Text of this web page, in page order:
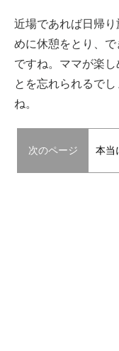
近場であれば日帰
めに休憩をとり、
ですね。ママが楽
とを忘れられるで
ね。
次のページ 本当